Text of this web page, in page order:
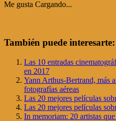
Me gusta Cargando...
También puede interesarte:
Las 10 entradas
en 2017
Yann Arthus-Bertrand, más
fotografías aéreas
Las 20 mejores películas
Las 20 mejores películas
In memoriam: 20 artistas